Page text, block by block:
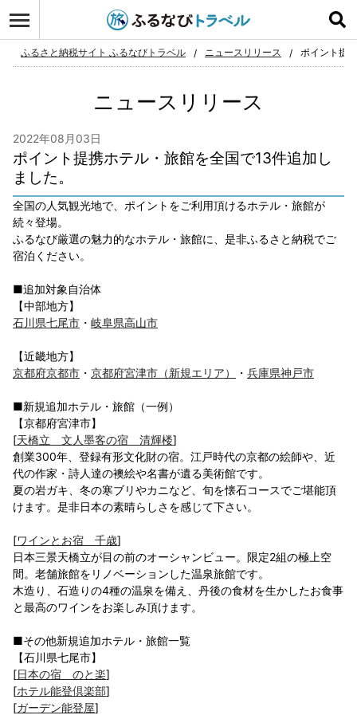
お気に入り
ふるさと納税サイト ふるなびトラベル ニュースリリース ポイント提
ニュースリリース
2022年08月03日
ポイント提携ホテル・旅館を全国で13件追加し
ました。
全国の人気観光地で、ポイントをご利用頂けるホテル・旅館が
続々登場。
ふるなび厳選の魅力的なホテル・旅館に、是非ふるさと納税でご
宿泊ください。
■追加対象自治体
【中部地方】
石川県七尾市 ・ 岐阜県高山市
【近畿地方】
京都府京都市 ・ 京都府宮津市（新規エリア） ・ 兵庫県神戸市
■新規追加ホテル・旅館（一例）
【京都府宮津市】
[天橋立 文人墨客の宿 清輝楼]
創業300年、登録有形文化財の宿。江戸時代の京都の絵師や、近
代の作家・詩人達の襖絵や名書が遺る美術館です。
夏の岩ガキ、冬の寒ブリやカニなど、旬を懐石コースでご堪能頂
けます。是非日本の素晴らしさを感じて下さい。
[ワインとお宿 千歳]
日本三景天橋立が目の前のオーシャンビュー。限定2組の極上空
間。老舗旅館をリノベーションした温泉旅館です。
木造り、石造りの4種の温泉を備え、丹後の食材を生かしたお食事
と最高のワインをお楽しみ頂けます。
■その他新規追加ホテル・旅館一覧
【石川県七尾市】
[日本の宿 のと楽]
[ホテル能登倶楽部]
[ガーデン能登屋]